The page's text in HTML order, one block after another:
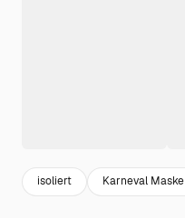
isoliert Karneval Maske